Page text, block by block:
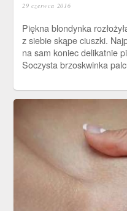
29 czerwca 2016
Piękna blondynka
z siebie skąpe ciuszki.
na sam koniec delikatnie
Soczysta brzoskwinka